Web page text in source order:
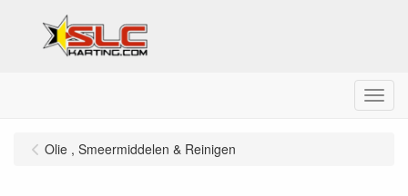
Menu
Olie , Smeermiddelen & Reinigen